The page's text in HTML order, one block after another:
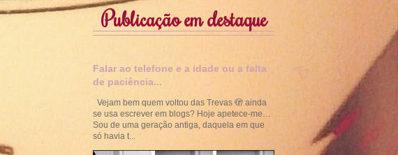
Publicação em destaque
Falar ao telefone e a idade ou a falta
de paciência...
Vejam bem quem voltou das Trevas 🫣 ainda
se usa escrever em blogs? Hoje apetece-me…
Sou de uma geração antiga, daquela em que
só havia t...